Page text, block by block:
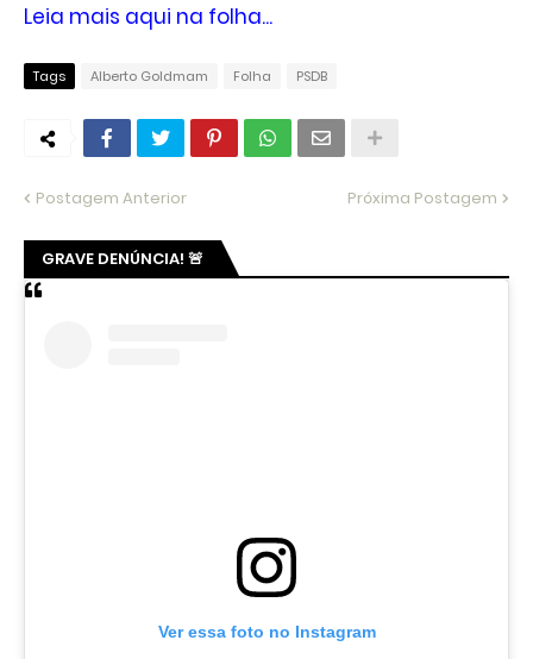
Leia mais aqui na folha...
Tags Alberto Goldmam Folha PSDB
Postagem Anterior Próxima Postagem
GRAVE DENÚNCIA! 🚨
Ver essa foto no Instagram